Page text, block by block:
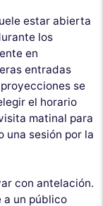
estar abierta
los
en
entradas
se
el horario
matinal para
una sesión por la
con antelación.
a un público